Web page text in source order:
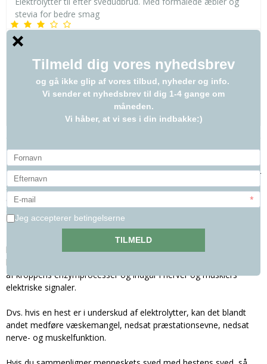
stevia for bedre smag
199,00 DKK
VIS PRODUKT
Hvad er elektrolytter og hvorfor?
Når en hest er i arbejde og sveder, kan den afgive op til 10-15 liter
sved pr. time. Derved taber den ikke bare en masse væske, men
den mister også mange, vigtige salte og mineraler (elektrolytter),
som skal erstattes.
Elektrolytter er vigtige mineraler og salte som findes i forskellige
koncentrationer i kropsvævet og blodet. Alle elektrolytterne
hjælper med at opretholde hestens væskebalance, styre mange
af kroppens enzymprocesser og indgår i nerver og musklers
elektriske signaler.
Dvs. hvis en hest er i underskud af elektrolytter, kan det blandt
andet medføre væskemangel, nedsat præstationsevne, nedsat
nerve- og muskelfunktion.